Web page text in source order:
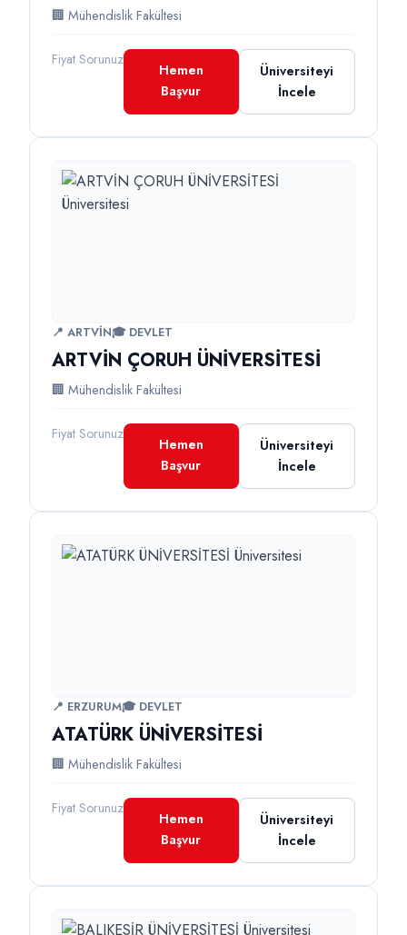
🏢 Mühendislik Fakültesi
Fiyat Sorunuz
Hemen
Başvur
Üniversiteyi
İncele
📍 ARTVİN🎓 DEVLET
ARTVİN ÇORUH ÜNİVERSİTESİ
🏢 Mühendislik Fakültesi
Fiyat Sorunuz
Hemen
Başvur
Üniversiteyi
İncele
📍 ERZURUM🎓 DEVLET
ATATÜRK ÜNİVERSİTESİ
🏢 Mühendislik Fakültesi
Fiyat Sorunuz
Hemen
Başvur
Üniversiteyi
İncele